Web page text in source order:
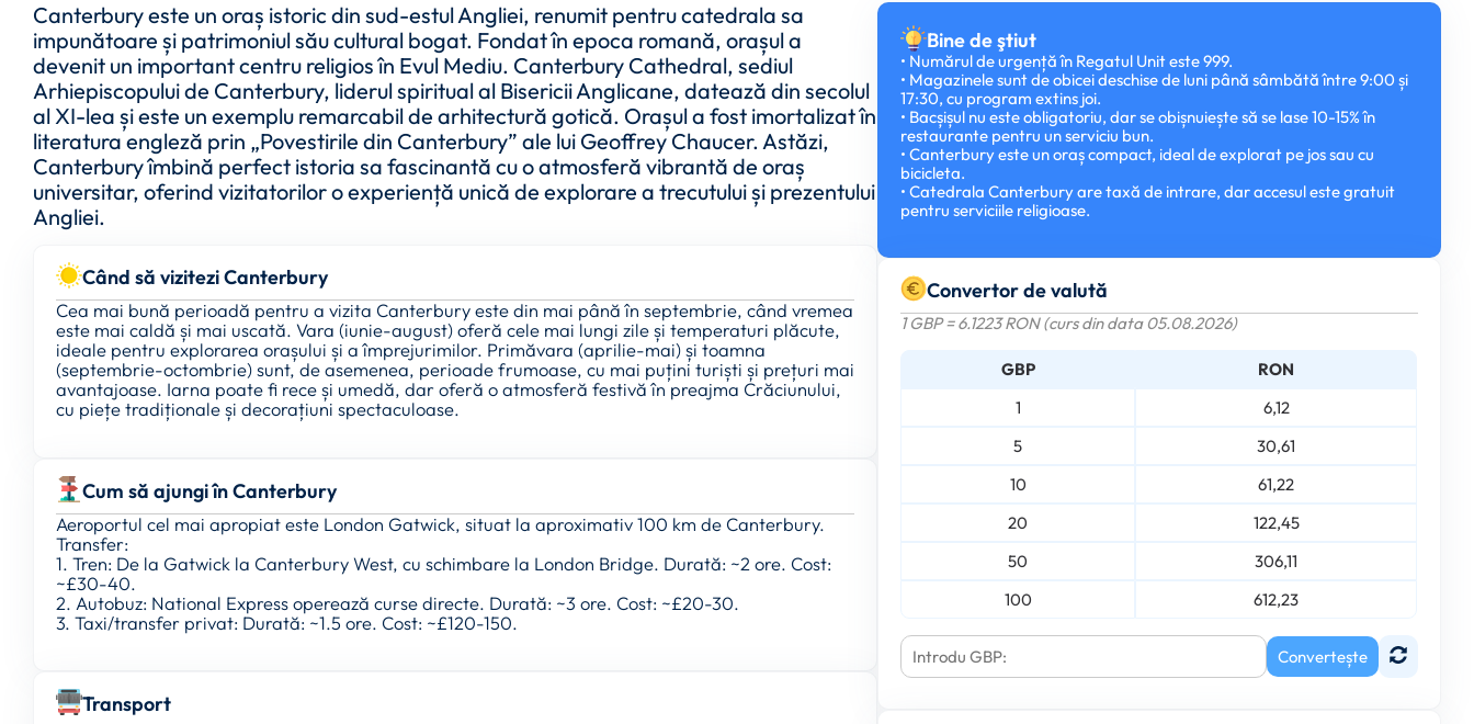
Canterbury este un oraș istoric din sud-estul Angliei, renumit pentru catedrala sa
impunătoare și patrimoniul său cultural bogat. Fondat în epoca romană, orașul a
devenit un important centru religios în Evul Mediu. Canterbury Cathedral, sediul
Arhiepiscopului de Canterbury, liderul spiritual al Bisericii Anglicane, datează din secolul
al XI-lea și este un exemplu remarcabil de arhitectură gotică. Orașul a fost imortalizat în
literatura engleză prin „Povestirile din Canterbury” ale lui Geoffrey Chaucer. Astăzi,
Canterbury îmbină perfect istoria sa fascinantă cu o atmosferă vibrantă de oraș
universitar, oferind vizitatorilor o experiență unică de explorare a trecutului și prezentului
Angliei.
Când să vizitezi Canterbury
Cea mai bună perioadă pentru a vizita Canterbury este din mai până în septembrie, când vremea
este mai caldă și mai uscată. Vara (iunie-august) oferă cele mai lungi zile și temperaturi plăcute,
ideale pentru explorarea orașului și a împrejurimilor. Primăvara (aprilie-mai) și toamna
(septembrie-octombrie) sunt, de asemenea, perioade frumoase, cu mai puțini turiști și prețuri mai
avantajoase. Iarna poate fi rece și umedă, dar oferă o atmosferă festivă în preajma Crăciunului,
cu piețe tradiționale și decorațiuni spectaculoase.
Cum să ajungi în Canterbury
Aeroportul cel mai apropiat este London Gatwick, situat la aproximativ 100 km de Canterbury.
Transfer:
1. Tren: De la Gatwick la Canterbury West, cu schimbare la London Bridge. Durată: ~2 ore. Cost:
~£30-40.
2. Autobuz: National Express operează curse directe. Durată: ~3 ore. Cost: ~£20-30.
3. Taxi/transfer privat: Durată: ~1.5 ore. Cost: ~£120-150.
Transport
Bine de ştiut
• Numărul de urgență în Regatul Unit este 999.
• Magazinele sunt de obicei deschise de luni până sâmbătă între 9:00 și
17:30, cu program extins joi.
• Bacșișul nu este obligatoriu, dar se obișnuiește să se lase 10-15% în
restaurante pentru un serviciu bun.
• Canterbury este un oraș compact, ideal de explorat pe jos sau cu
bicicleta.
• Catedrala Canterbury are taxă de intrare, dar accesul este gratuit
pentru serviciile religioase.
Convertor de valută
1 GBP = 6.1223 RON (curs din data 05.08.2026)
GBP
RON
1
6,12
5
30,61
10
61,22
20
122,45
50
306,11
100
612,23
Convertește